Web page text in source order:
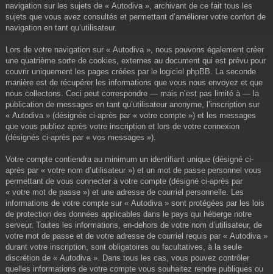
navigation sur les sujets de « Autodiva », archivant de ce fait tous les
sujets que vous avez consultés et permettant d’améliorer votre confort de
navigation en tant qu’utilisateur.
Lors de votre navigation sur « Autodiva », nous pouvons également créer
une quatrième sorte de cookies, externes au document qui est prévu pour
couvrir uniquement les pages créées par le logiciel phpBB. La seconde
manière est de récupérer les informations que vous nous envoyez et que
nous collectons. Ceci peut correspondre — mais n’est pas limité à — la
publication de messages en tant qu’utilisateur anonyme, l’inscription sur
« Autodiva » (désignée ci-après par « votre compte ») et les messages
que vous publiez après votre inscription et lors de votre connexion
(désignés ci-après par « vos messages »).
Votre compte contiendra au minimum un identifiant unique (désigné ci-
après par « votre nom d’utilisateur ») et un mot de passe personnel vous
permettant de vous connecter à votre compte (désigné ci-après par
« votre mot de passe ») et une adresse de courriel personnelle. Les
informations de votre compte sur « Autodiva » sont protégées par les lois
de protection des données applicables dans le pays qui héberge notre
serveur. Toutes les informations, en-dehors de votre nom d’utilisateur, de
votre mot de passe et de votre adresse de courriel requis par « Autodiva »
durant votre inscription, sont obligatoires ou facultatives, à la seule
discrétion de « Autodiva ». Dans tous les cas, vous pouvez contrôler
quelles informations de votre compte vous souhaitez rendre publiques ou